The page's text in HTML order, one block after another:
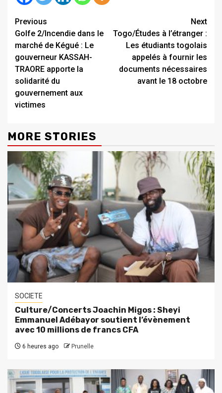
Continue
Reading
Previous
Golfe 2/Incendie dans le
marché de Kégué : Le
gouverneur KASSAH-
TRAORE apporte la
solidarité du
gouvernement aux
victimes
Next
Togo/Études à l’étranger :
Les étudiants togolais
appelés à fournir les
documents nécessaires
avant le 18 octobre
MORE STORIES
SOCIETE
Culture/Concerts Joachin Migos : Sheyi
Emmanuel Adébayor soutient l’évènement
avec 10 millions de francs CFA
6 heures ago Prunelle